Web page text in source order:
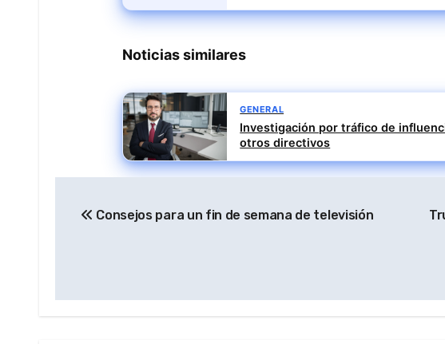
Noticias similares
GENERAL
Investigación por tráfico de
otros directivos
de
Consejos para un fin de semana de televisión